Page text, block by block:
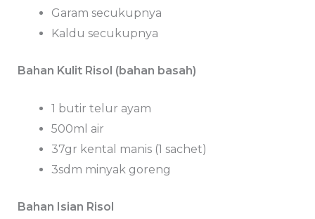
Garam secukupnya
Kaldu secukupnya
Bahan Kulit Risol (bahan basah)
1 butir telur ayam
500ml air
37gr kental manis (1 sachet)
3sdm minyak goreng
Bahan Isian Risol